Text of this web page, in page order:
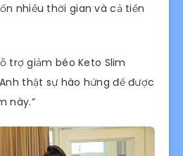
nhiều thời gian và cả tiền
trợ giảm béo Keto Slim
thật sự hào hứng để được
này.”